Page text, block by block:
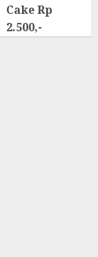
Cake Rp
2.500,-